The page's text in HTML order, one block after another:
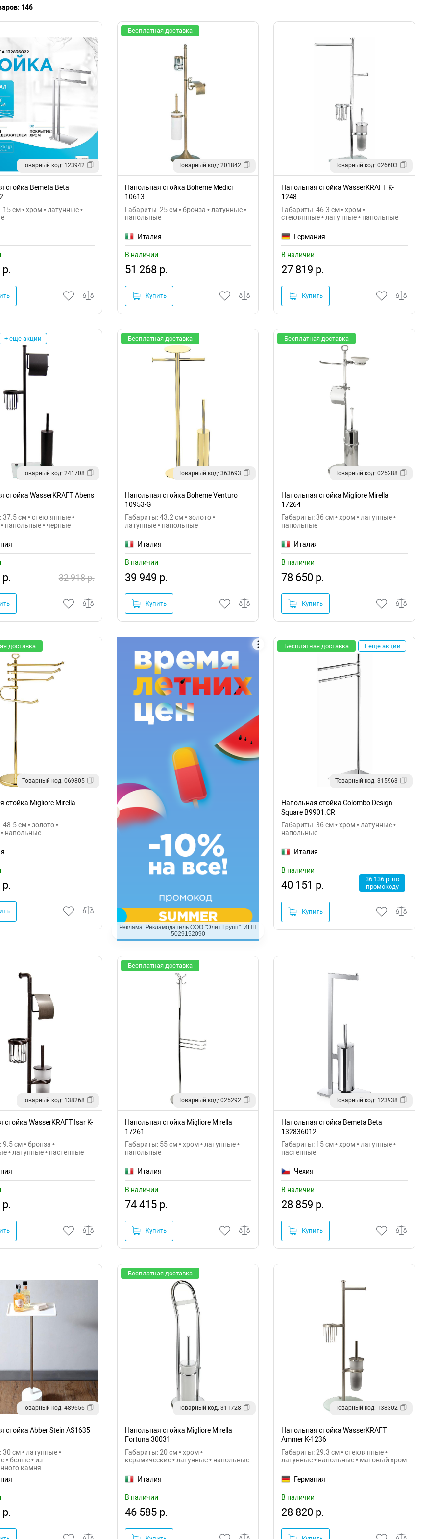
146
Товарный код: 123942
стойка Bemeta Beta
15 см • хром • латунные •
Бесплатная доставка
Товарный код: 201842
Напольная стойка Boheme Medici
10613
Габариты: 25 см • бронза • латунные •
напольные
Италия
В наличии
51 268 р.
Купить
Товарный код: 026603
Напольная стойка WasserKRAFT K-
1248
Габариты: 46.3 см • хром •
стеклянные • латунные • напольные
Германия
В наличии
27 819 р.
Купить
+ еще акции
Товарный код: 241708
стойка WasserKRAFT Abens
37.5 см • стеклянные •
напольные • черные
32 918 р.
Бесплатная доставка
Товарный код: 363693
Напольная стойка Boheme Venturo
10953-G
Габариты: 43.2 см • золото •
латунные • напольные
Италия
В наличии
39 949 р.
Купить
Бесплатная доставка
Товарный код: 025288
Напольная стойка Migliore Mirella
17264
Габариты: 36 см • хром • латунные •
напольные
Италия
В наличии
78 650 р.
Купить
доставка
Товарный код: 069805
стойка Migliore Mirella
см • золото •
напольные
Реклама. Рекламодатель ООО "Элит Групп". ИНН
5029152090
Бесплатная доставка + еще акции
Товарный код: 315963
Напольная стойка Colombo Design
Square B9901.CR
Габариты: 36 см • хром • латунные •
напольные
Италия
В наличии
40 151 р.
36 136 р. по
промокоду
Купить
Товарный код: 138268
стойка WasserKRAFT Isar K-
см • бронза •
• латунные • настенные
Бесплатная доставка
Товарный код: 025292
Напольная стойка Migliore Mirella
17261
Габариты: 55 см • хром • латунные •
напольные
Италия
В наличии
74 415 р.
Купить
Товарный код: 123938
Напольная стойка Bemeta Beta
132836012
Габариты: 15 см • хром • латунные •
настенные
Чехия
В наличии
28 859 р.
Купить
Товарный код: 489656
стойка Abber Stein AS1635
30 см • латунные •
• белые • из
камня
Бесплатная доставка
Товарный код: 311728
Напольная стойка Migliore Mirella
Fortuna 30031
Габариты: 20 см • хром •
керамические • латунные • напольные
Италия
В наличии
46 585 р.
Товарный код: 138302
Напольная стойка WasserKRAFT
Ammer K-1236
Габариты: 29.3 см • стеклянные •
латунные • напольные • матовый хром
Германия
В наличии
28 820 р.